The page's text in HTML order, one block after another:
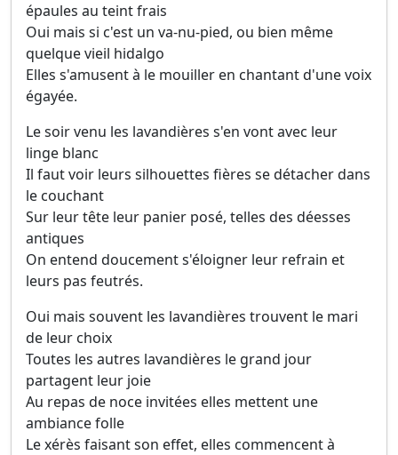
épaules au teint frais
Oui mais si c'est un va-nu-pied, ou bien même
quelque vieil hidalgo
Elles s'amusent à le mouiller en chantant d'une voix
égayée.
Le soir venu les lavandières s'en vont avec leur
linge blanc
Il faut voir leurs silhouettes fières se détacher dans
le couchant
Sur leur tête leur panier posé, telles des déesses
antiques
On entend doucement s'éloigner leur refrain et
leurs pas feutrés.
Oui mais souvent les lavandières trouvent le mari
de leur choix
Toutes les autres lavandières le grand jour
partagent leur joie
Au repas de noce invitées elles mettent une
ambiance folle
Le xérès faisant son effet, elles commencent à